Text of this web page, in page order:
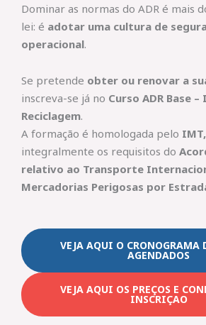
Dominar as normas do ADR é mais
lei: é adotar uma cultura de
operacional.
Se pretende obter ou renovar a
inscreva-se já no Curso ADR Base
Reciclagem.
A formação é homologada pelo
integralmente os requisitos do
relativo ao Transporte
Mercadorias Perigosas por
VEJA AQUI O CRONOGRAMA
AGENDADOS
VEJA AQUI OS PREÇOS E
INSCRIÇAO